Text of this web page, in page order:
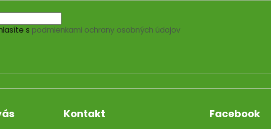
s podmienkami ochrany osobných údajov
Kontakt Facebook